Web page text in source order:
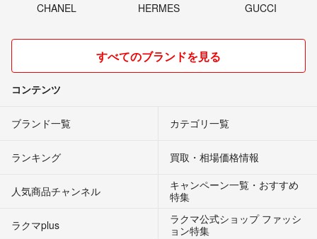
CHANEL HERMES GUCCI
すべてのブランドを見る
コンテンツ
ブランド一覧 カテゴリ一覧
ランキング 買取・相場価格情報
人気商品チャンネル
キャンペーン一覧・おすすめ
特集
ラクマplus
ラクマ公式ショップ ファッシ
ョン特集